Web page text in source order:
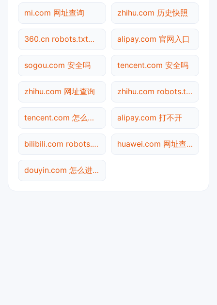
mi.com 网址查询 zhihu.com 历史快照
360.cn robots.txt检测 alipay.com 官网入口
sogou.com 安全吗 tencent.com 安全吗
zhihu.com 网址查询 zhihu.com robots.txt检测
tencent.com 怎么进入 alipay.com 打不开
bilibili.com robots.txt检测 huawei.com 网址查询
douyin.com 怎么进入